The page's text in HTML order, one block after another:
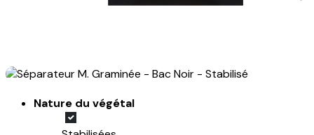
Nature du végétal